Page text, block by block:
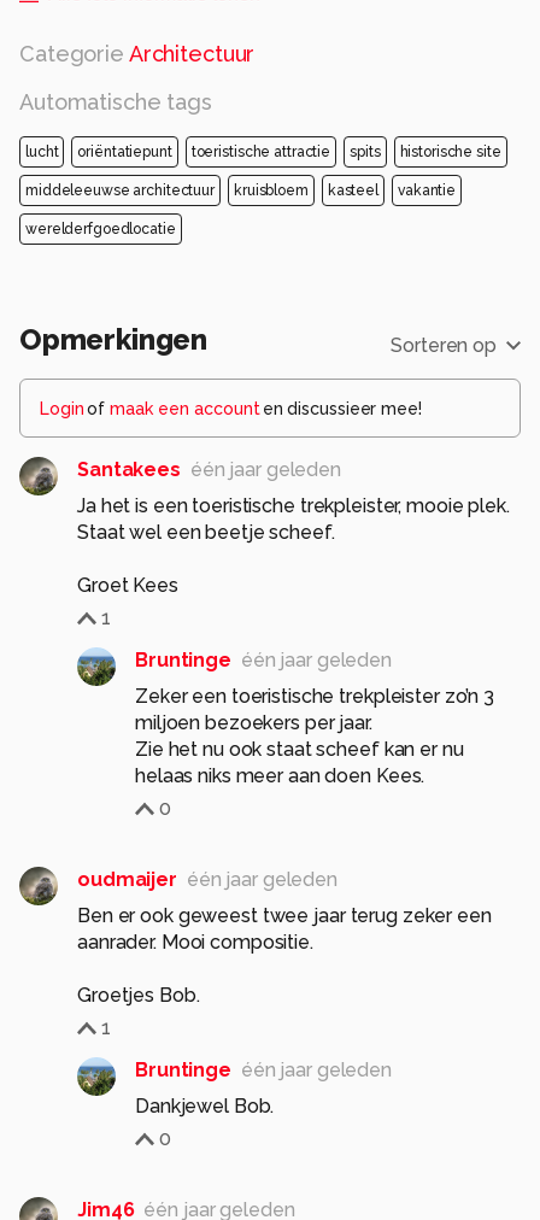
Categorie Architectuur
Automatische tags
lucht oriëntatiepunt toeristische attractie spits historische site
middeleeuwse architectuur kruisbloem kasteel vakantie
werelderfgoedlocatie
Opmerkingen Sorteren op
Loginof maak een account en discussieer mee!
Santakees één jaar geleden
Ja het is een toeristische trekpleister, mooie plek.
Staat wel een beetje scheef.
Groet Kees
1
Bruntinge één jaar geleden
Zeker een toeristische trekpleister zo’n 3
miljoen bezoekers per jaar.
Zie het nu ook staat scheef kan er nu
helaas niks meer aan doen Kees.
0
oudmaijer één jaar geleden
Ben er ook geweest twee jaar terug zeker een
aanrader. Mooi compositie.
Groetjes Bob.
1
Bruntinge één jaar geleden
Dankjewel Bob.
0
Jim46 één jaar geleden